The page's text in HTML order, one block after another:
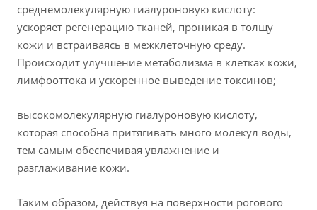
среднемолекулярную гиалуроновую кислоту:
ускоряет регенерацию тканей, проникая в толщу
кожи и встраиваясь в межклеточную среду.
Происходит улучшение метаболизма в клетках кожи,
лимфооттока и ускоренное выведение токсинов;
высокомолекулярную гиалуроновую кислоту,
которая способна притягивать много молекул воды,
тем самым обеспечивая увлажнение и
разглаживание кожи.
Таким образом, действуя на поверхности рогового